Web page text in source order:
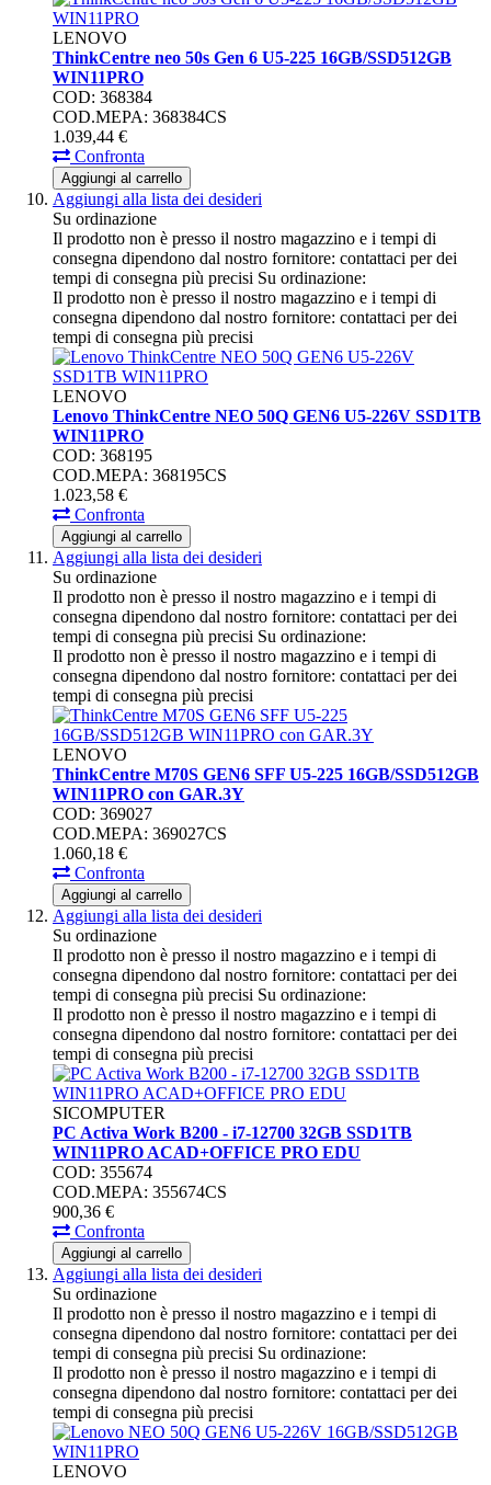
LENOVO
ThinkCentre neo 50s Gen 6 U5-225 16GB/SSD512GB
WIN11PRO
COD: 368384
COD.MEPA: 368384CS
1.039,44 €
Confronta
Aggiungi al carrello
Aggiungi alla lista dei desideri
Su ordinazione
Il prodotto non è presso il nostro magazzino e i tempi di
consegna dipendono dal nostro fornitore: contattaci per dei
tempi di consegna più precisi Su ordinazione:
Il prodotto non è presso il nostro magazzino e i tempi di
consegna dipendono dal nostro fornitore: contattaci per dei
tempi di consegna più precisi
LENOVO
Lenovo ThinkCentre NEO 50Q GEN6 U5-226V SSD1TB
WIN11PRO
COD: 368195
COD.MEPA: 368195CS
1.023,58 €
Confronta
Aggiungi al carrello
Aggiungi alla lista dei desideri
Su ordinazione
Il prodotto non è presso il nostro magazzino e i tempi di
consegna dipendono dal nostro fornitore: contattaci per dei
tempi di consegna più precisi Su ordinazione:
Il prodotto non è presso il nostro magazzino e i tempi di
consegna dipendono dal nostro fornitore: contattaci per dei
tempi di consegna più precisi
LENOVO
ThinkCentre M70S GEN6 SFF U5-225 16GB/SSD512GB
WIN11PRO con GAR.3Y
COD: 369027
COD.MEPA: 369027CS
1.060,18 €
Confronta
Aggiungi al carrello
Aggiungi alla lista dei desideri
Su ordinazione
Il prodotto non è presso il nostro magazzino e i tempi di
consegna dipendono dal nostro fornitore: contattaci per dei
tempi di consegna più precisi Su ordinazione:
Il prodotto non è presso il nostro magazzino e i tempi di
consegna dipendono dal nostro fornitore: contattaci per dei
tempi di consegna più precisi
SICOMPUTER
PC Activa Work B200 - i7-12700 32GB SSD1TB
WIN11PRO ACAD+OFFICE PRO EDU
COD: 355674
COD.MEPA: 355674CS
900,36 €
Confronta
Aggiungi al carrello
Aggiungi alla lista dei desideri
Su ordinazione
Il prodotto non è presso il nostro magazzino e i tempi di
consegna dipendono dal nostro fornitore: contattaci per dei
tempi di consegna più precisi Su ordinazione:
Il prodotto non è presso il nostro magazzino e i tempi di
consegna dipendono dal nostro fornitore: contattaci per dei
tempi di consegna più precisi
LENOVO